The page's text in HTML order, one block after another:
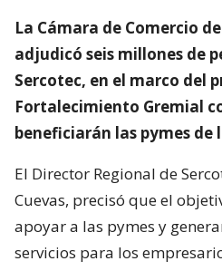
La Cámara de Comercio
adjudicó seis millones de
Sercotec, en el marco del
Fortalecimiento Gremial
beneficiarán las pymes de
El Director Regional de
Cuevas, precisó que el
apoyar a las pymes y
servicios para los